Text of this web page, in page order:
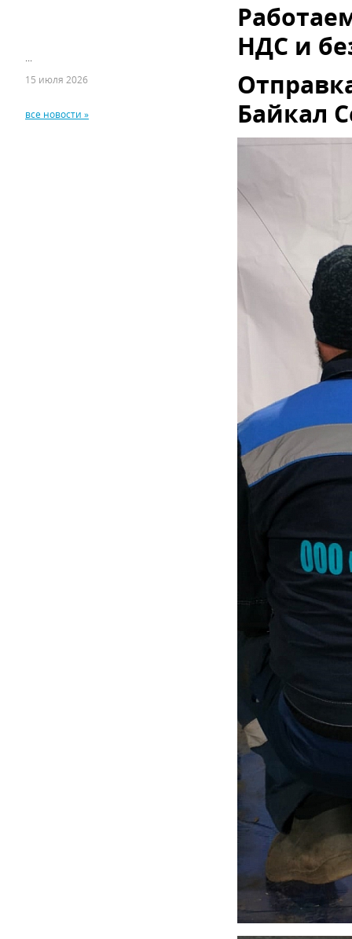
15 июля 2026
все новости »
НДС и
Байкал